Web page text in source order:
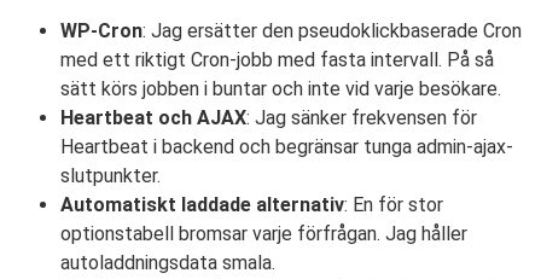
WP-Cron: Jag ersätter den pseudoklickbaserade Cron
med ett riktigt Cron-jobb med fasta intervall. På så
sätt körs jobben i buntar och inte vid varje besökare.
Heartbeat och AJAX: Jag sänker frekvensen för
Heartbeat i backend och begränsar tunga admin-ajax-
slutpunkter.
Automatiskt laddade alternativ: En för stor
optionstabell bromsar varje förfrågan. Jag håller
autoladdningsdata smala.